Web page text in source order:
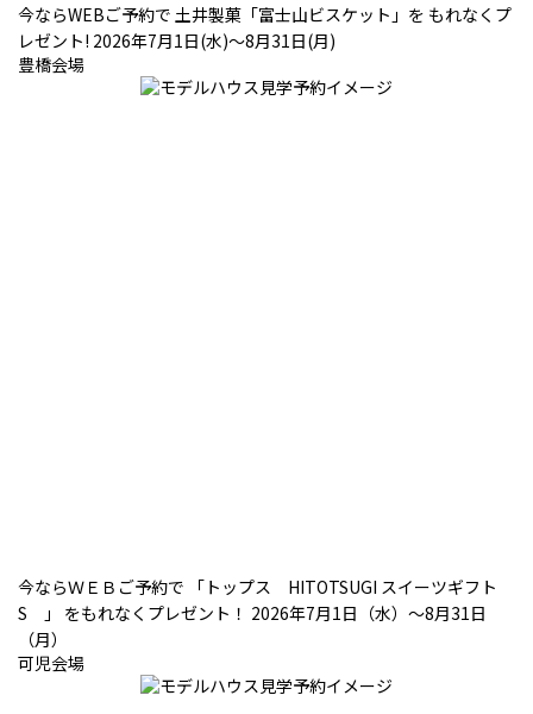
今ならWEBご予約で 土井製菓「富士山ビスケット」を もれなくプ
レゼント! 2026年7月1日(水)～8月31日(月)
豊橋会場
今ならＷＥＢご予約で 「トップス HITOTSUGI スイーツギフト
S 」 をもれなくプレゼント！ 2026年7月1日（水）～8月31日
（月）
可児会場